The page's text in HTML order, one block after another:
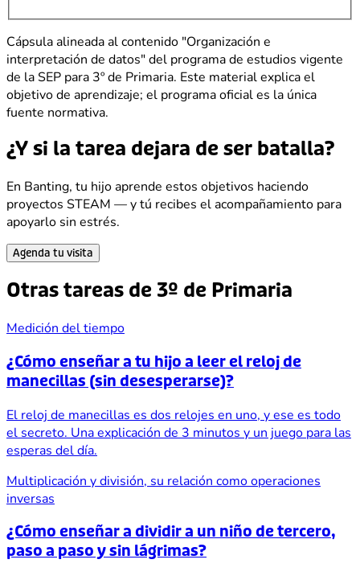
Cápsula alineada al contenido "Organización e
interpretación de datos" del programa de estudios vigente
de la SEP para 3º de Primaria. Este material explica el
objetivo de aprendizaje; el programa oficial es la única
fuente normativa.
¿Y si la tarea dejara de ser batalla?
En Banting, tu hijo aprende estos objetivos haciendo
proyectos STEAM — y tú recibes el acompañamiento para
apoyarlo sin estrés.
Agenda tu visita
Otras tareas de 3º de Primaria
Medición del tiempo
¿Cómo enseñar a tu hijo a leer el reloj de
manecillas (sin desesperarse)?
El reloj de manecillas es dos relojes en uno, y ese es todo
el secreto. Una explicación de 3 minutos y un juego para las
esperas del día.
Multiplicación y división, su relación como operaciones
inversas
¿Cómo enseñar a dividir a un niño de tercero,
paso a paso y sin lágrimas?